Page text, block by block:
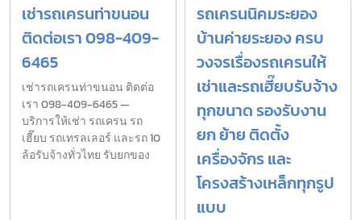
เช่ารถเครนท่าขนอน
ติดต่อเรา 098-409-
6465
เช่ารถเครนท่าขนอน ติดต่อ
เรา 098-409-6465 —
บริการให้เช่า รถเครน รถ
เฮี๊ยบ รถเทรลเลอร์ และรถ 10
ล้อรับจ้างทั่วไทย รับยกของ
รถเครนนิคมระยอง
บ้านค่ายระยอง ครบ
วงจรเรื่องรถเครนให้
เช่าและรถเฮี๊ยบรับจ้าง
ทุกขนาด รองรับงาน
ยก ย้าย ติดตั้ง
เครื่องจักร และ
โครงสร้างเหล็กทุกรูป
แบบ